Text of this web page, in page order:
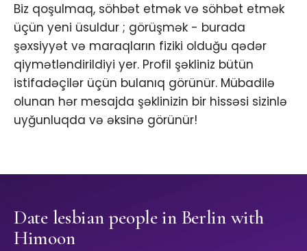
Biz qoşulmaq, söhbət etmək və söhbət etmək
üçün yeni üsuldur ; görüşmək - burada
şəxsiyyət və maraqların fiziki olduğu qədər
qiymətləndirildiyi yer. Profil şəkliniz bütün
istifadəçilər üçün bulanıq görünür. Mübadilə
olunan hər mesajda şəklinizin bir hissəsi sizinlə
uyğunluqda və əksinə görünür!
Date lesbian people in Berlin with
Himoon